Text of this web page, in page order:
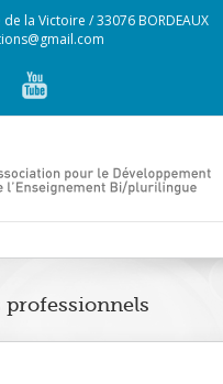
la Victoire / 33076 BORDEAUX
professionnels